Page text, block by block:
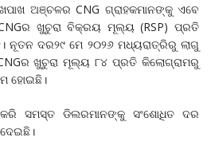
ଅଞ୍ଚଳର CNG ଗ୍ରାହକମାନଙ୍କୁ ଏବେ
ଖୁଚୁରା ବିକ୍ରୟ ମୂଲ୍ୟ (RSP) ପ୍ରତି
ନୂତନ ଦର୨୯ ମେ ୨୦୨୬ ମଧ୍ୟରାତ୍ରିରୁ ଲାଗୁ
ଖୁଚୁରା ମୂଲ୍ୟ ୮୪ ପ୍ରତି କିଲୋଗ୍ରାମରୁ
ହୋଇଛି।
ସମସ୍ତ ଡିଲରମାନଙ୍କୁ ସଂଶୋଧିତ ଦର